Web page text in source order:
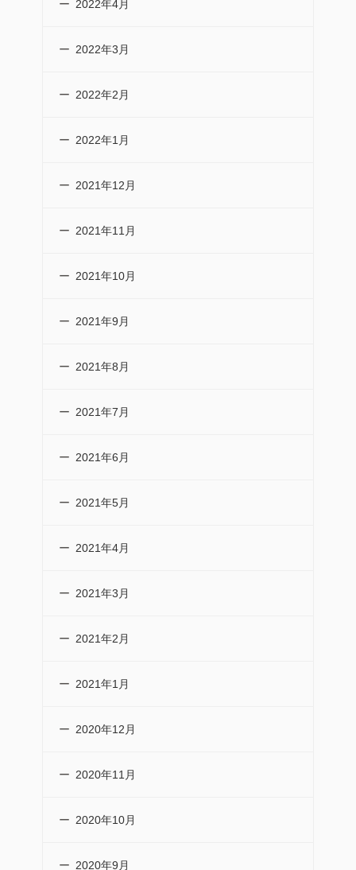
2022年4月
2022年3月
2022年2月
2022年1月
2021年12月
2021年11月
2021年10月
2021年9月
2021年8月
2021年7月
2021年6月
2021年5月
2021年4月
2021年3月
2021年2月
2021年1月
2020年12月
2020年11月
2020年10月
2020年9月